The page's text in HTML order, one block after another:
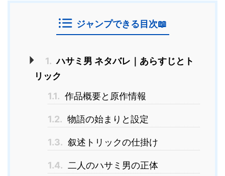
ジャンプできる目次📖
1. ハサミ男 ネタバレ｜あらすじとト
リック
1.1. 作品概要と原作情報
1.2. 物語の始まりと設定
1.3. 叙述トリックの仕掛け
1.4. 二人のハサミ男の正体